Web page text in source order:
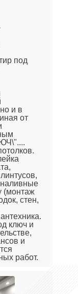
под
и в
от
(монтаж
стен,
ключ и
и
работ.